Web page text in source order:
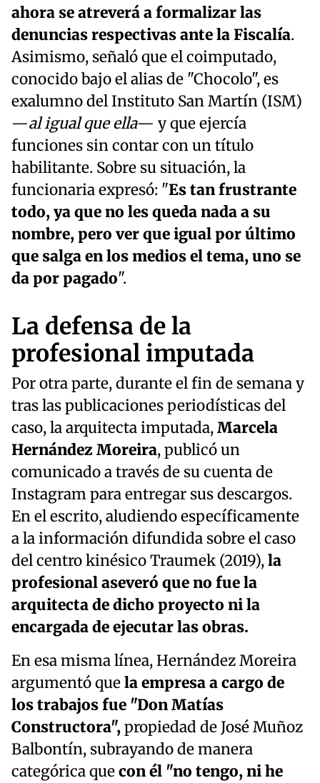
ahora se atreverá a formalizar las
denuncias respectivas ante la Fiscalía.
Asimismo, señaló que el coimputado,
conocido bajo el alias de "Chocolo", es
exalumno del Instituto San Martín (ISM)
—al igual que ella— y que ejercía
funciones sin contar con un título
habilitante. Sobre su situación, la
funcionaria expresó: "Es tan frustrante
todo, ya que no les queda nada a su
nombre, pero ver que igual por último
que salga en los medios el tema, uno se
da por pagado".
La defensa de la
profesional imputada
Por otra parte, durante el fin de semana y
tras las publicaciones periodísticas del
caso, la arquitecta imputada,Marcela
Hernández Moreira, publicó un
comunicado a través de su cuenta de
Instagram para entregar sus descargos.
En el escrito, aludiendo específicamente
a la información difundida sobre el caso
del centro kinésico Traumek (2019),la
profesional aseveró que no fue la
arquitecta de dicho proyecto ni la
encargada de ejecutar las obras.
En esa misma línea, Hernández Moreira
argumentó quela empresa a cargo de
los trabajos fue "Don Matías
Constructora",propiedad de José Muñoz
Balbontín, subrayando de manera
categórica quecon él "no tengo, ni he